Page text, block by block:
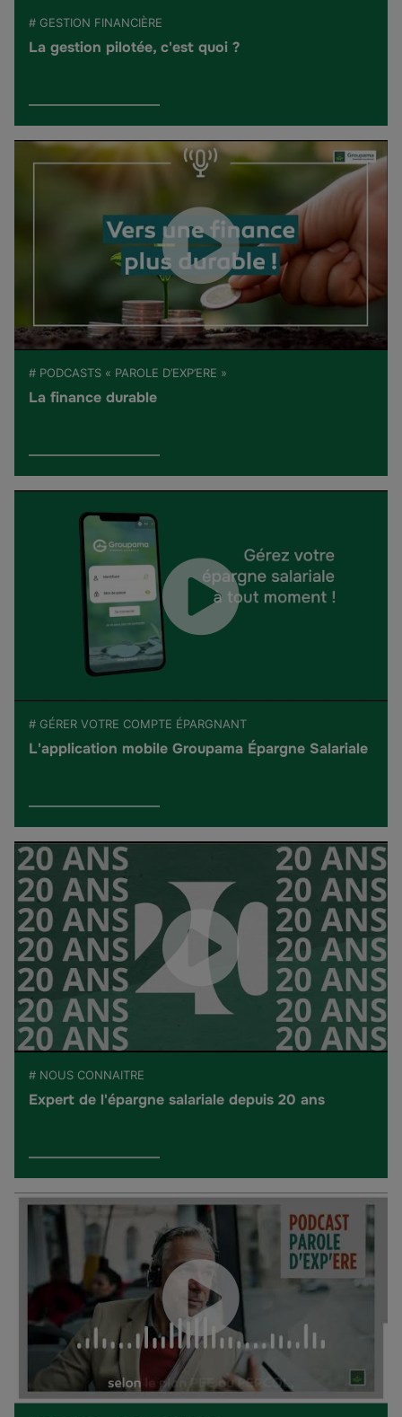
# GESTION FINANCIÈRE
La gestion pilotée, c'est quoi ?
# PODCASTS « PAROLE D’EXP’ERE »
La finance durable
# GÉRER VOTRE COMPTE ÉPARGNANT
L'application mobile Groupama Épargne Salariale
# NOUS CONNAITRE
Expert de l'épargne salariale depuis 20 ans